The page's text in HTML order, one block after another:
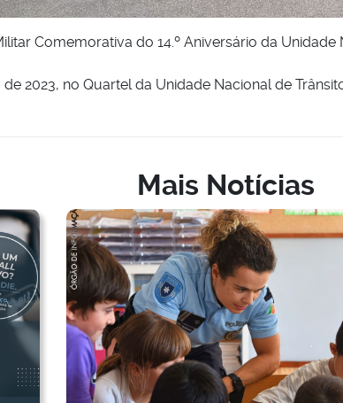
Comemorativa do 14.º Aniversário da
2023, no Quartel da Unidade Nacional de
Mais Notícias